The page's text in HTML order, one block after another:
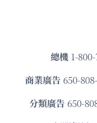
總機 1-
商業廣告 650-
分類廣告 650-